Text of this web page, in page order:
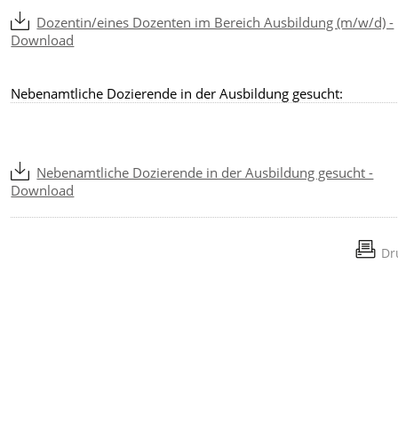
Dozentin/eines Dozenten im Bereich Ausbildung (m/w/d) -
Download
Nebenamtliche Dozierende in der Ausbildung gesucht:
Nebenamtliche Dozierende in der Ausbildung gesucht -
Download